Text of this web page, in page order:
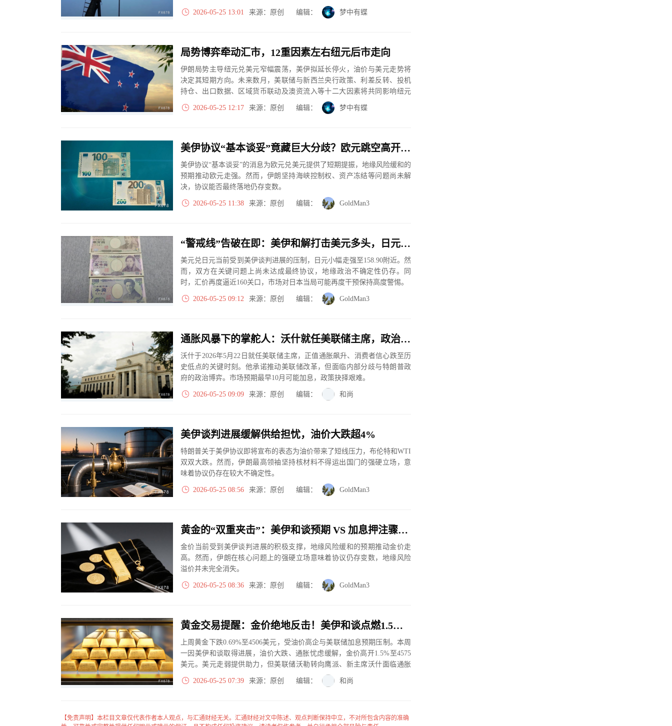
核心分歧仍存变数，油价难快速...
2026-05-25 13:01 来源：原创 编辑： 梦中有蝶
局势博弈牵动汇市，12重因素左右纽元后市走向
伊朗局势主导纽元兑美元窄幅震荡，美伊拟延长停火，油价与美元走势将
决定其短期方向。未来数月，美联储与新西兰央行政策、利差反转、投机
持仓、出口数据、区域货币联动及澳资流入等十二大因素将共同影响纽元
走向。整体来看，中东局势缓...
2026-05-25 12:17 来源：原创 编辑： 梦中有蝶
美伊协议“基本谈妥”竟藏巨大分歧？欧元跳空高开后，警惕这三大“定时炸弹”
美伊协议“基本谈妥”的消息为欧元兑美元提供了短期提振，地缘风险缓和的
预期推动欧元走强。然而，伊朗坚持海峡控制权、资产冻结等问题尚未解
决，协议能否最终落地仍存变数。
2026-05-25 11:38 来源：原创 编辑： GoldMan3
“警戒线”告破在即：美伊和解打击美元多头，日元反弹只是“死猫跳”？
美元兑日元当前受到美伊谈判进展的压制，日元小幅走强至158.90附近。然
而，双方在关键问题上尚未达成最终协议，地缘政治不确定性仍存。同
时，汇价再度逼近160关口，市场对日本当局可能再度干预保持高度警惕。
2026-05-25 09:12 来源：原创 编辑： GoldMan3
通胀风暴下的掌舵人：沃什就任美联储主席，政治与经济的双重博弈
沃什于2026年5月22日就任美联储主席，正值通胀飙升、消费者信心跌至历
史低点的关键时刻。他承诺推动美联储改革，但面临内部分歧与特朗普政
府的政治博弈。市场预期最早10月可能加息，政策抉择艰难。
2026-05-25 09:09 来源：原创 编辑： 和尚
美伊谈判进展缓解供给担忧，油价大跌超4%
特朗普关于美伊协议即将宣布的表态为油价带来了短线压力，布伦特和WTI
双双大跌。然而，伊朗最高领袖坚持核材料不得运出国门的强硬立场，意
味着协议仍存在较大不确定性。
2026-05-25 08:56 来源：原创 编辑： GoldMan3
黄金的“双重夹击”：美伊和谈预期 VS 加息押注骤升，本周PCE或定方向
金价当前受到美伊谈判进展的积极支撑，地缘风险缓和的预期推动金价走
高。然而，伊朗在核心问题上的强硬立场意味着协议仍存变数，地缘风险
溢价并未完全消失。
2026-05-25 08:36 来源：原创 编辑： GoldMan3
黄金交易提醒：金价绝地反击！美伊和谈点燃1.5%暴涨，美联储加息预期骤变，黄金下一站直奔4700？
上周黄金下跌0.69%至4506美元，受油价高企与美联储加息预期压制。本周
一因美伊和谈取得进展，油价大跌、通胀忧虑缓解，金价高开1.5%至4575
美元。美元走弱提供助力，但美联储沃勒转向鹰派、新主席沃什面临通胀
挑战，黄...
2026-05-25 07:39 来源：原创 编辑： 和尚
【免责声明】本栏目文章仅代表作者本人观点，与汇通财经无关。汇通财经对文中陈述、观点判断保持中立，不对所包含内容的准确